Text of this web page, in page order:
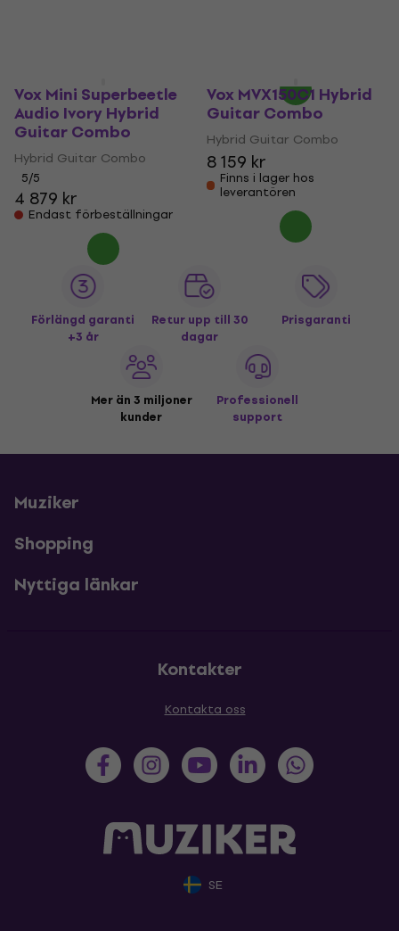
Vox Mini Superbeetle
Audio Ivory Hybrid
Guitar Combo
Hybrid Guitar Combo
5/5
4 879 kr
Endast förbeställningar
Vox MVX150C1 Hybrid
Guitar Combo
Hybrid Guitar Combo
8 159 kr
Finns i lager hos
leverantören
Förlängd garanti
+3 år
Retur upp till 30
dagar
Prisgaranti
Mer än 3 miljoner
kunder
Professionell
support
Muziker
Shopping
Nyttiga länkar
Kontakter
Kontakta oss
SE